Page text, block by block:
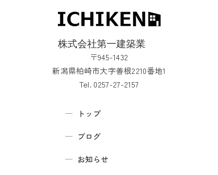
〒945-1432
新潟県柏崎市大字善根2210番地1
Tel. 0257-27-2157
トップ
ブログ
お知らせ